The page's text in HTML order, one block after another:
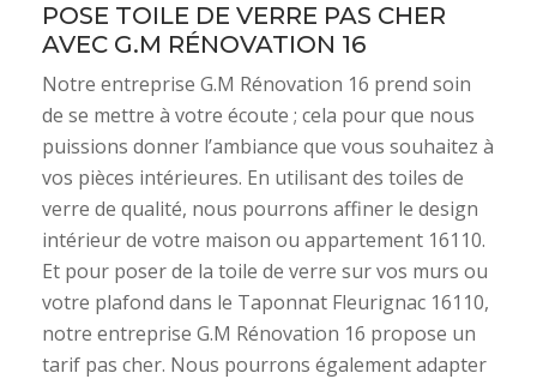
POSE TOILE DE VERRE PAS CHER
AVEC G.M RÉNOVATION 16
Notre entreprise G.M Rénovation 16 prend soin
de se mettre à votre écoute ; cela pour que nous
puissions donner l’ambiance que vous souhaitez à
vos pièces intérieures. En utilisant des toiles de
verre de qualité, nous pourrons affiner le design
intérieur de votre maison ou appartement 16110.
Et pour poser de la toile de verre sur vos murs ou
votre plafond dans le Taponnat Fleurignac 16110,
notre entreprise G.M Rénovation 16 propose un
tarif pas cher. Nous pourrons également adapter